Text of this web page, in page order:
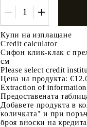
Купи на изплащане
Credit calculator
Сифон клик-клак с
см
Please select credit
Цена на продукта:
Extraction of
Предоставената
Добавете продукта в
количката" и при
броя вноски на